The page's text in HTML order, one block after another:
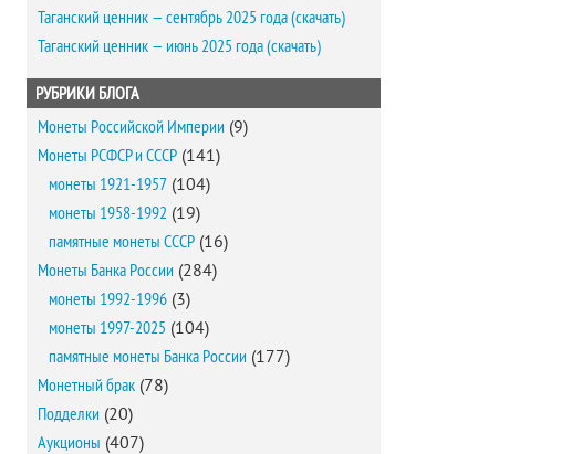
Таганский ценник — сентябрь 2025 года (скачать)
Таганский ценник — июнь 2025 года (скачать)
РУБРИКИ БЛОГА
Монеты Российской Империи (9)
Монеты РСФСР и СССР (141)
монеты 1921-1957 (104)
монеты 1958-1992 (19)
памятные монеты СССР (16)
Монеты Банка России (284)
монеты 1992-1996 (3)
монеты 1997-2025 (104)
памятные монеты Банка России (177)
Монетный брак (78)
Подделки (20)
Аукционы (407)